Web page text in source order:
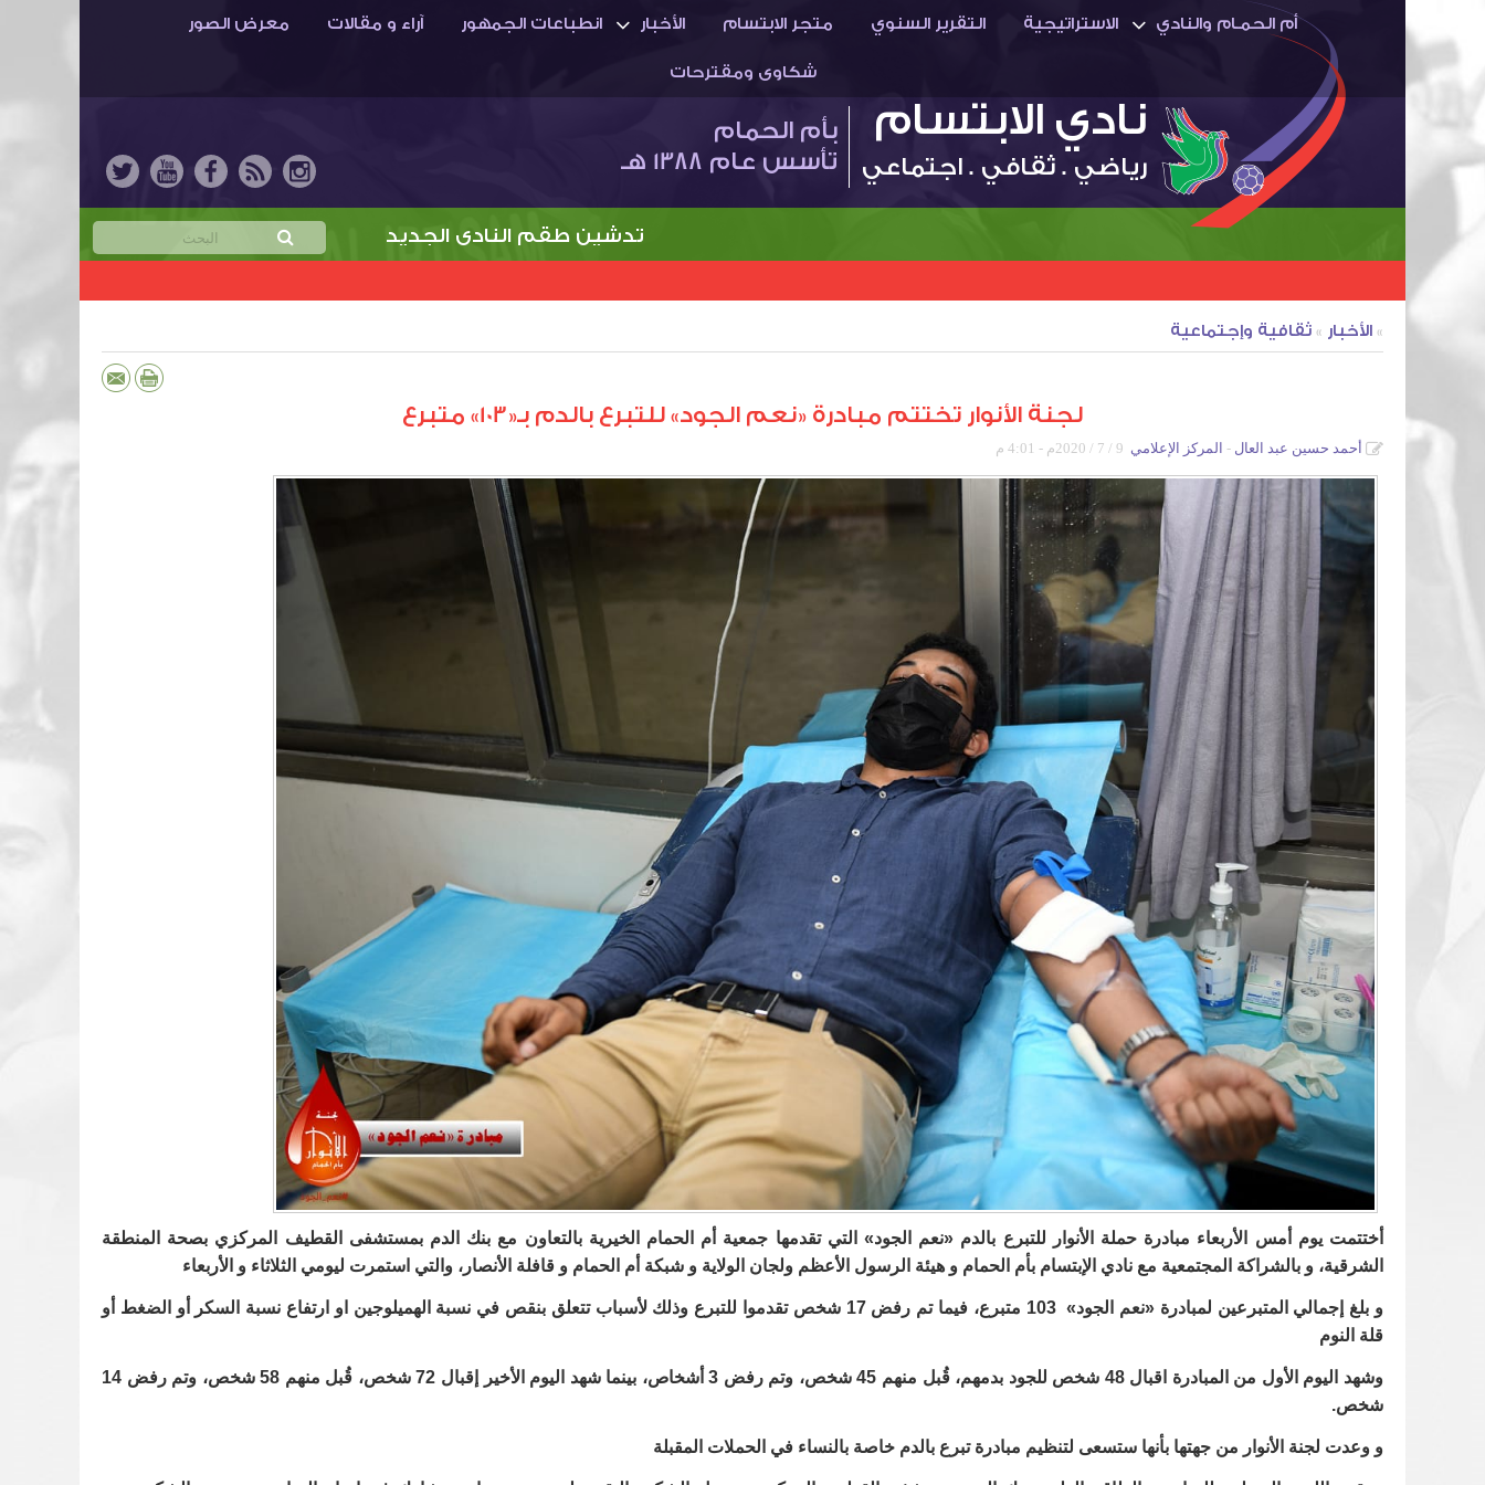
أم الحمـام والنادي الاستراتيجية التقرير السنوي متجر الابتسام الأخبار انطباعات الجمهور آراء و مقالات معرض الصور
شكاوى ومقترحات
نادي الابتسام
رياضي . ثقافي . اجتماعي
بأم الحمام
تأسس عام 1388 هـ
تدشين طقم النادي الجديد خمن نتيجة مباراة الابتسام والهدّاية واربح
» الأخبار » ثقافية وإجتماعية
لجنة الأنوار تختتم مبادرة «نعم الجود» للتبرع بالدم بـ«103» متبرع
أحمد حسين عبد العال المركز الإعلامي 9 / 7 / 2020م - 4:01 م
أختتمت يوم أمس الأربعاء مبادرة حملة الأنوار للتبرع بالدم «نعم الجود» التي تقدمها جمعية أم الحمام الخيرية بالتعاون مع بنك الدم بمستشفى القطيف المركزي بصحة المنطقة
الشرقية، و بالشراكة المجتمعية مع نادي الإبتسام بأم الحمام و هيئة الرسول الأعظم ولجان الولاية و شبكة أم الحمام و قافلة الأنصار، والتي استمرت ليومي الثلاثاء و الأربعاء
و بلغ إجمالي المتبرعين لمبادرة «نعم الجود» 103 متبرع، فيما تم رفض 17 شخص تقدموا للتبرع وذلك لأسباب تتعلق بنقص في نسبة الهميلوجين او ارتفاع نسبة السكر أو الضغط أو
قلة النوم
وشهد اليوم الأول من المبادرة اقبال 48 شخص للجود بدمهم، قُبل منهم 45 شخص، وتم رفض 3 أشخاص، بينما شهد اليوم الأخير إقبال 72 شخص، قُبل منهم 58 شخص، وتم رفض 14
شخص.
و وعدت لجنة الأنوار من جهتها بأنها ستسعى لتنظيم مبادرة تبرع بالدم خاصة بالنساء في الحملات المقبلة